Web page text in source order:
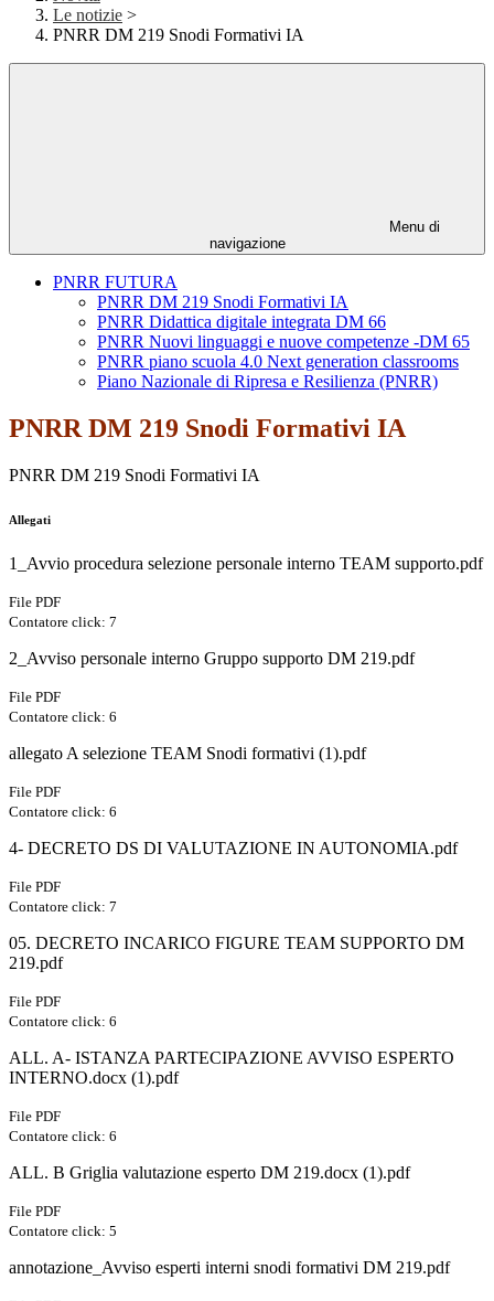
Le notizie >
PNRR DM 219 Snodi Formativi IA
Menu di
navigazione
PNRR FUTURA
PNRR DM 219 Snodi Formativi IA
PNRR Didattica digitale integrata DM 66
PNRR Nuovi linguaggi e nuove competenze -DM 65
PNRR piano scuola 4.0 Next generation classrooms
Piano Nazionale di Ripresa e Resilienza (PNRR)
PNRR DM 219 Snodi Formativi IA
PNRR DM 219 Snodi Formativi IA
Allegati
1_Avvio procedura selezione personale interno TEAM supporto.pdf
File PDF
Contatore click: 7
2_Avviso personale interno Gruppo supporto DM 219.pdf
File PDF
Contatore click: 6
allegato A selezione TEAM Snodi formativi (1).pdf
File PDF
Contatore click: 6
4- DECRETO DS DI VALUTAZIONE IN AUTONOMIA.pdf
File PDF
Contatore click: 7
05. DECRETO INCARICO FIGURE TEAM SUPPORTO DM
219.pdf
File PDF
Contatore click: 6
ALL. A- ISTANZA PARTECIPAZIONE AVVISO ESPERTO
INTERNO.docx (1).pdf
File PDF
Contatore click: 6
ALL. B Griglia valutazione esperto DM 219.docx (1).pdf
File PDF
Contatore click: 5
annotazione_Avviso esperti interni snodi formativi DM 219.pdf